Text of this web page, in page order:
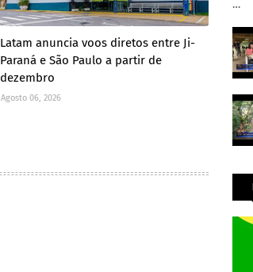
Latam anuncia voos diretos entre Ji-
Paraná e São Paulo a partir de
dezembro
Agosto 06, 2026
…